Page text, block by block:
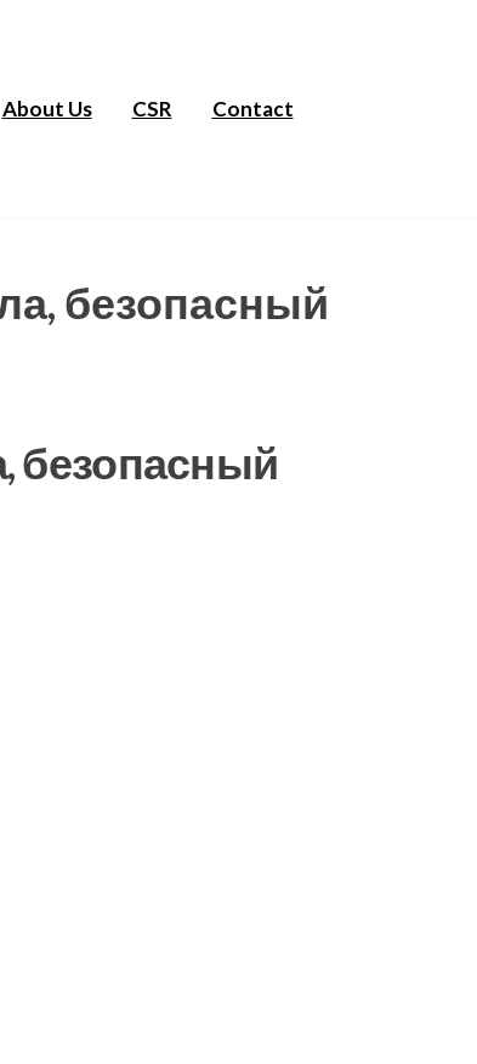
About Us CSR Contact
безопасный
безопасный